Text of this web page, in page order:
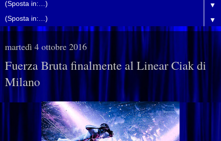
▼
▼
martedì 4 ottobre 2016
Fuerza Bruta finalmente al Linear Ciak di
Milano